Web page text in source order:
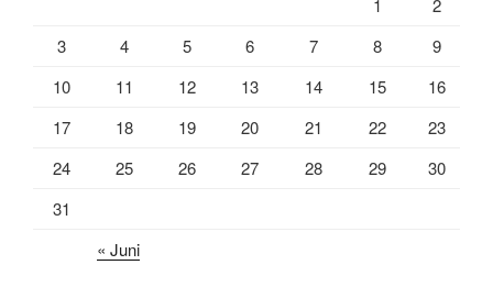
1
2
3
4 5 6 7 8
9
10
11 12 13 14 15
16
17
18 19 20 21 22
23
24
25 26 27 28 29
30
31
« Juni